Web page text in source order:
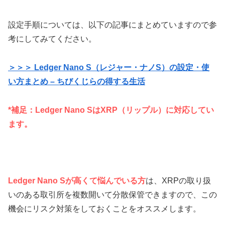
設定手順については、以下の記事にまとめていますので参
考にしてみてください。
＞＞＞ Ledger Nano S（レジャー・ナノS）の設定・使
い方まとめ – ちびくじらの得する生活
*補足：Ledger Nano SはXRP（リップル）に対応してい
ます。
Ledger Nano Sが高くて悩んでいる方は、XRPの取り扱
いのある取引所を複数開いて分散保管できますので、この
機会にリスク対策をしておくことをオススメします。